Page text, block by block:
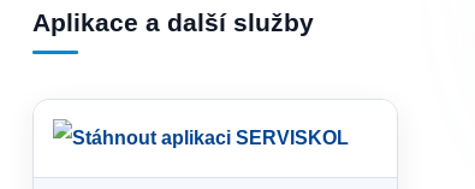
Aplikace a další služby